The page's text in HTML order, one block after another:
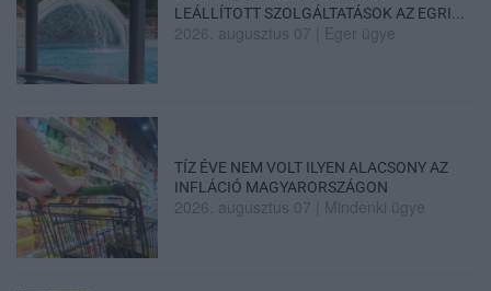
LEÁLLÍTOTT SZOLGÁLTATÁSOK AZ EGRI...
2026. augusztus 07 Eger ügye
TÍZ ÉVE NEM VOLT ILYEN ALACSONY AZ
INFLÁCIÓ MAGYARORSZÁGON
2026. augusztus 07 Mindenki ügye